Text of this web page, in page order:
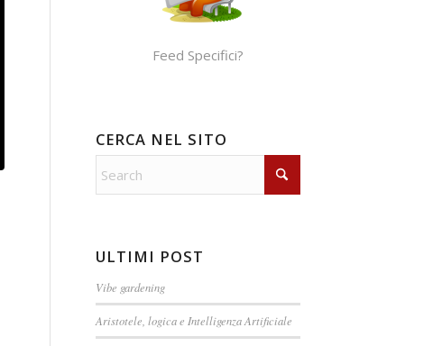
Feed Specifici?
CERCA NEL SITO
ULTIMI POST
Vibe gardening
Aristotele, logica e Intelligenza Artificiale